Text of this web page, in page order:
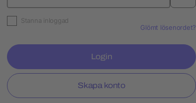
Stanna inloggad
Glömt lösenordet?
Login
Skapa konto